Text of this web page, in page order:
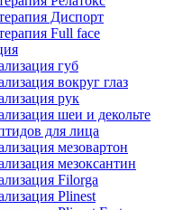
Диспорт
Full face
губ
вокруг глаз
рук
шеи и декольте
для лица
мезовартон
мезоксантин
Filorga
Plinest